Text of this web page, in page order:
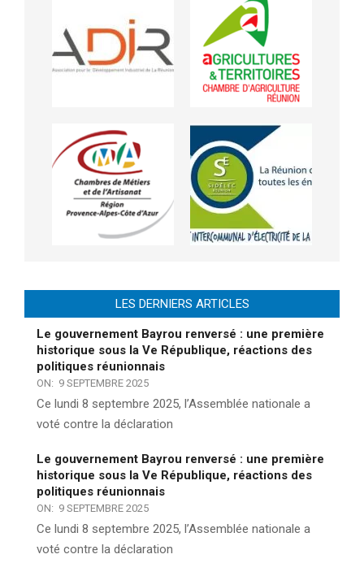
LES DERNIERS ARTICLES
Le gouvernement Bayrou renversé : une première
historique sous la Ve République, réactions des
politiques réunionnais
ON: 9 SEPTEMBRE 2025
Ce lundi 8 septembre 2025, l’Assemblée nationale a
voté contre la déclaration
Le gouvernement Bayrou renversé : une première
historique sous la Ve République, réactions des
politiques réunionnais
ON: 9 SEPTEMBRE 2025
Ce lundi 8 septembre 2025, l’Assemblée nationale a
voté contre la déclaration